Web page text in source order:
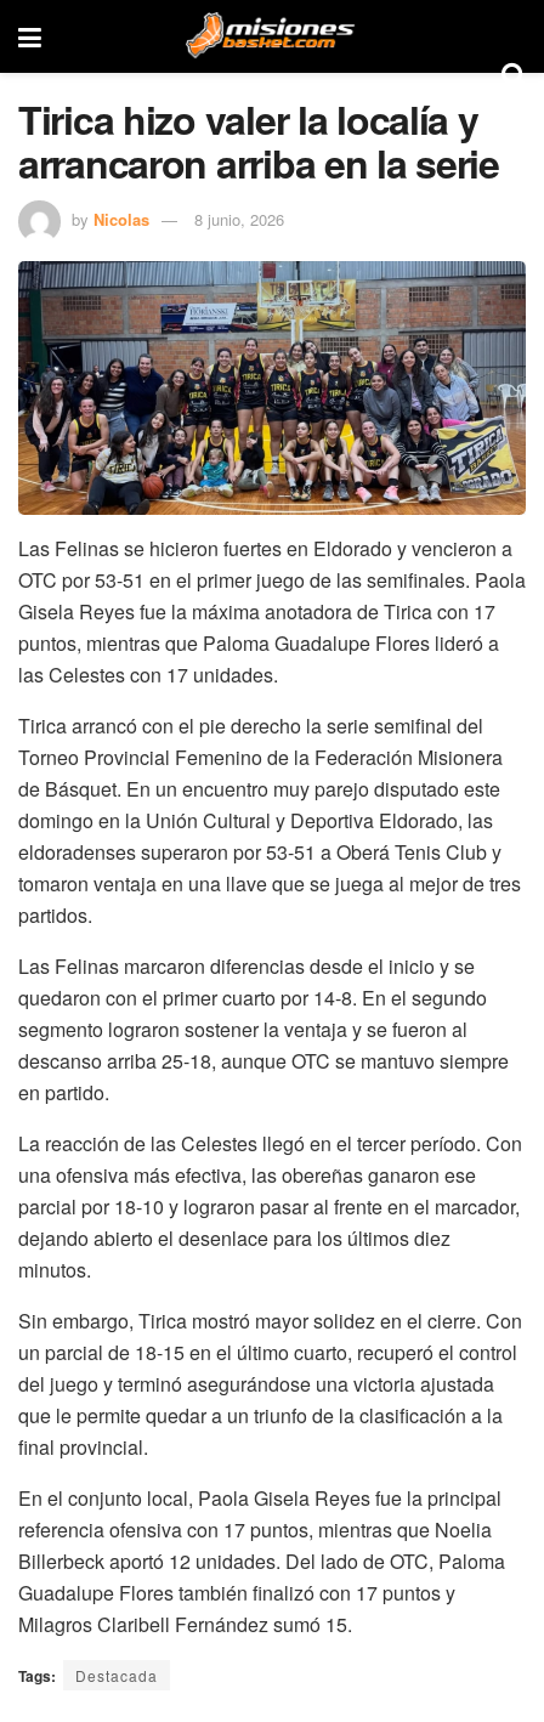
Tirica hizo valer la localía y
arrancaron arriba en la serie
by Nicolas 8 junio, 2026
Las Felinas se hicieron fuertes en Eldorado y vencieron a
OTC por 53-51 en el primer juego de las semifinales. Paola
Gisela Reyes fue la máxima anotadora de Tirica con 17
puntos, mientras que Paloma Guadalupe Flores lideró a
las Celestes con 17 unidades.
Tirica arrancó con el pie derecho la serie semifinal del
Torneo Provincial Femenino de la Federación Misionera
de Básquet. En un encuentro muy parejo disputado este
domingo en la Unión Cultural y Deportiva Eldorado, las
eldoradenses superaron por 53-51 a Oberá Tenis Club y
tomaron ventaja en una llave que se juega al mejor de tres
partidos.
Las Felinas marcaron diferencias desde el inicio y se
quedaron con el primer cuarto por 14-8. En el segundo
segmento lograron sostener la ventaja y se fueron al
descanso arriba 25-18, aunque OTC se mantuvo siempre
en partido.
La reacción de las Celestes llegó en el tercer período. Con
una ofensiva más efectiva, las obereñas ganaron ese
parcial por 18-10 y lograron pasar al frente en el marcador,
dejando abierto el desenlace para los últimos diez
minutos.
Sin embargo, Tirica mostró mayor solidez en el cierre. Con
un parcial de 18-15 en el último cuarto, recuperó el control
del juego y terminó asegurándose una victoria ajustada
que le permite quedar a un triunfo de la clasificación a la
final provincial.
En el conjunto local, Paola Gisela Reyes fue la principal
referencia ofensiva con 17 puntos, mientras que Noelia
Billerbeck aportó 12 unidades. Del lado de OTC, Paloma
Guadalupe Flores también finalizó con 17 puntos y
Milagros Claribell Fernández sumó 15.
Tags: Destacada